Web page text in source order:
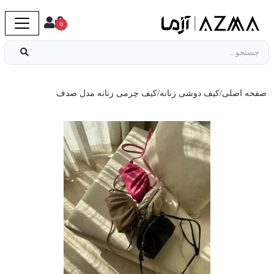
0
صفحه اصلی/کیف دوشی زنانه/کیف چرمی زنانه مدل صدف